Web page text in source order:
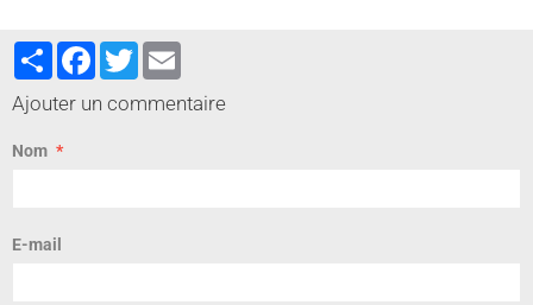
PartagerFacebook
Twitter
Ajouter un commentaire
Nom
E-mail